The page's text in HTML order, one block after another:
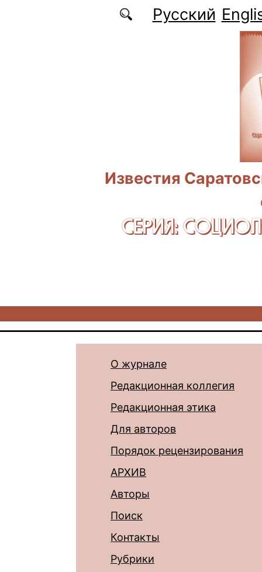
Перейти к основному содержаниюРусский
Известия
СЕРИЯ:
О журнале
Редакционная коллегия
Редакционная этика
Для авторов
Порядок рецензирования
АРХИВ
Авторы
Поиск
Контакты
Рубрики